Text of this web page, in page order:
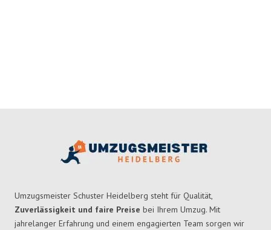
Umzugsmeister Schuster Heidelberg steht für Qualität,
Zuverlässigkeit und faire Preise bei Ihrem Umzug. Mit
jahrelanger Erfahrung und einem engagierten Team sorgen wir